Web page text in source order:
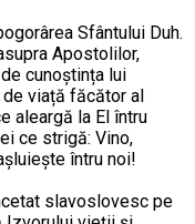
Sfântului Duh.
Apostolilor,
cunoștința lui
viață făcător al
aleargă la El întru
ce strigă: Vino,
întru noi!
slavoslovesc pe